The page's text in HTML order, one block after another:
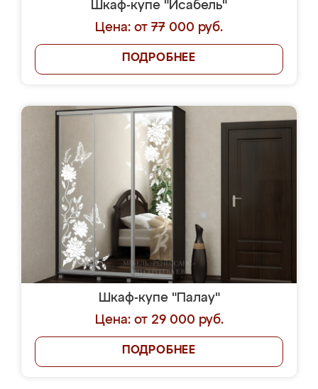
Шкаф-купе "Исабель"
Цена: от 77 000 руб.
ПОДРОБНЕЕ
Шкаф-купе "Палау"
Цена: от 29 000 руб.
ПОДРОБНЕЕ